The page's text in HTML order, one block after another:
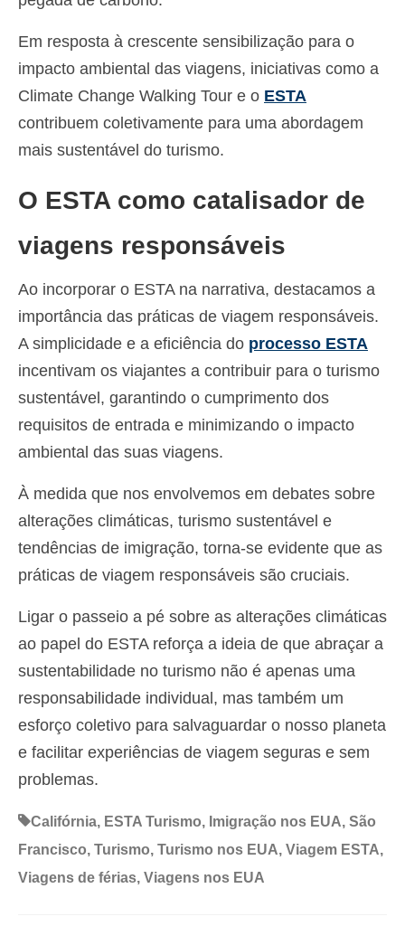
Em resposta à crescente sensibilização para o
impacto ambiental das viagens, iniciativas como a
Climate Change Walking Tour e o ESTA
contribuem coletivamente para uma abordagem
mais sustentável do turismo.
O ESTA como catalisador de
viagens responsáveis
Ao incorporar o ESTA na narrativa, destacamos a
importância das práticas de viagem responsáveis.
A simplicidade e a eficiência do processo ESTA
incentivam os viajantes a contribuir para o turismo
sustentável, garantindo o cumprimento dos
requisitos de entrada e minimizando o impacto
ambiental das suas viagens.
À medida que nos envolvemos em debates sobre
alterações climáticas, turismo sustentável e
tendências de imigração, torna-se evidente que as
práticas de viagem responsáveis são cruciais.
Ligar o passeio a pé sobre as alterações climáticas
ao papel do ESTA reforça a ideia de que abraçar a
sustentabilidade no turismo não é apenas uma
responsabilidade individual, mas também um
esforço coletivo para salvaguardar o nosso planeta
e facilitar experiências de viagem seguras e sem
problemas.
Califórnia, ESTA Turismo, Imigração nos EUA, São
Francisco, Turismo, Turismo nos EUA, Viagem ESTA,
Viagens de férias, Viagens nos EUA